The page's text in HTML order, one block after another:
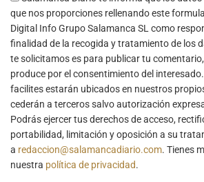
que nos proporciones rellenando este
Digital Info Grupo Salamanca SL como
finalidad de la recogida y tratamiento de los
te solicitamos es para publicar tu
produce por el consentimiento del
facilites estarán ubicados en nuestros
cederán a terceros salvo autorización
Podrás ejercer tus derechos de acceso,
portabilidad, limitación y oposición a su
a redaccion@salamancadiario.com. Tienes
nuestra política de privacidad.